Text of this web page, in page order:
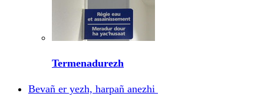
Termenadurezh
Bevañ er yezh, harpañ anezhi